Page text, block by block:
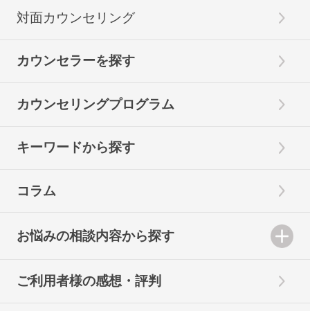
対面カウンセリング
カウンセラーを探す
カウンセリングプログラム
キーワードから探す
コラム
お悩みの相談内容から探す
ご利用者様の感想・評判